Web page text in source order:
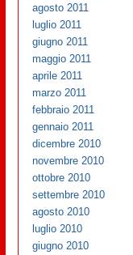
agosto 2011
luglio 2011
giugno 2011
maggio 2011
aprile 2011
marzo 2011
febbraio 2011
gennaio 2011
dicembre 2010
novembre 2010
ottobre 2010
settembre 2010
agosto 2010
luglio 2010
giugno 2010